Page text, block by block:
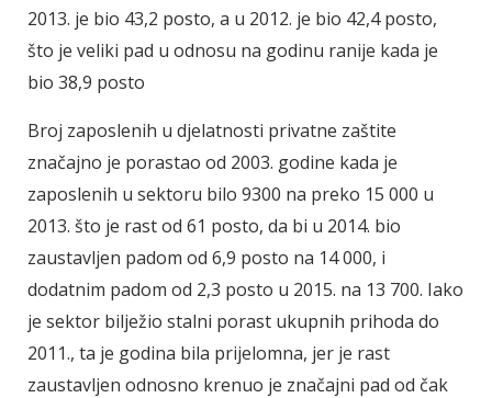
2013. je bio 43,2 posto, a u 2012. je bio 42,4 posto,
što je veliki pad u odnosu na godinu ranije kada je
bio 38,9 posto
Broj zaposlenih u djelatnosti privatne zaštite
značajno je porastao od 2003. godine kada je
zaposlenih u sektoru bilo 9300 na preko 15 000 u
2013. što je rast od 61 posto, da bi u 2014. bio
zaustavljen padom od 6,9 posto na 14 000, i
dodatnim padom od 2,3 posto u 2015. na 13 700. Iako
je sektor bilježio stalni porast ukupnih prihoda do
2011., ta je godina bila prijelomna, jer je rast
zaustavljen odnosno krenuo je značajni pad od čak